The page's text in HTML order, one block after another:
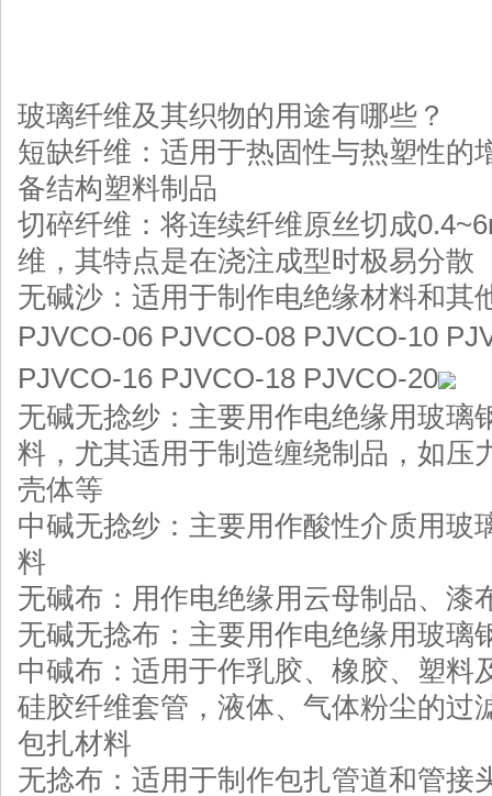
玻璃纤维及其织物的用途有哪些？
短缺纤维：适用于热固性与热塑性的
备结构塑料制品
切碎纤维：将连续纤维原丝切成
维，其特点是在浇注成型时极易分散
无碱沙：适用于制作电绝缘材料和其
PJVCO-06 PJVCO-08 PJVCO-10
PJVCO-16 PJVCO-18 PJVCO-20
无碱无捻纱：主要用作电绝缘用玻璃
料，尤其适用于制造缠绕制品，如压
壳体等
中碱无捻纱：主要用作酸性介质用玻
料
无碱布：用作电绝缘用云母制品、漆
无碱无捻布：主要用作电绝缘用玻璃
中碱布：适用于作乳胶、橡胶、塑料
硅胶纤维套管，液体、气体粉尘的过
包扎材料
无捻布：适用于制作包扎管道和管接